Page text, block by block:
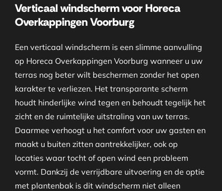
Verticaal windscherm voor Horeca
Overkappingen Voorburg
Een verticaal windscherm is een slimme aanvulling
op Horeca Overkappingen Voorburg wanneer u uw
terras nog beter wilt beschermen zonder het open
karakter te verliezen. Het transparante scherm
houdt hinderlijke wind tegen en behoudt tegelijk het
zicht en de ruimtelijke uitstraling van uw terras.
Daarmee verhoogt u het comfort voor uw gasten en
maakt u buiten zitten aantrekkelijker, ook op
locaties waar tocht of open wind een probleem
vormt. Dankzij de verrijdbare uitvoering en de optie
met plantenbak is dit windscherm niet alleen